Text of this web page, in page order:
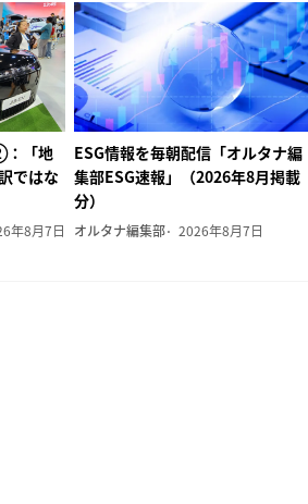
：「地
ではな
年8月7日
ESG情報を毎朝配信「オルタナ編
集部ESG速報」（2026年8月掲載
分）
オルタナ編集部 2026年8月7日